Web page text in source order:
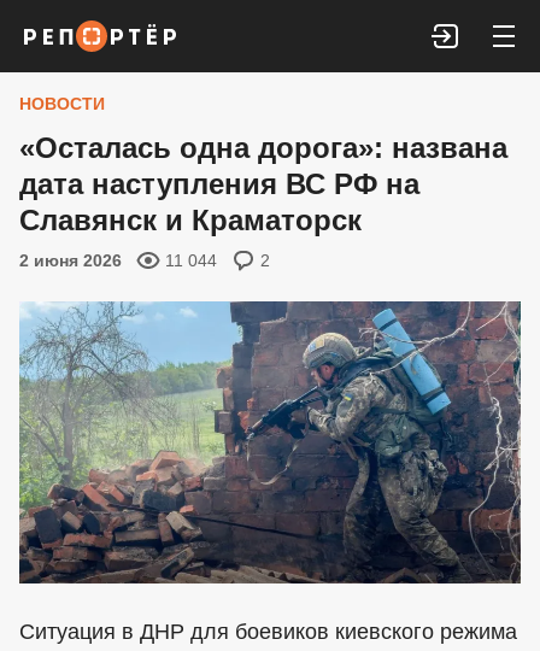
Войти
НОВОСТИ
«Осталась одна дорога»: названа
дата наступления ВС РФ на
Славянск и Краматорск
2 июня 2026 11 044 2
Ситуация в ДНР для боевиков киевского режима